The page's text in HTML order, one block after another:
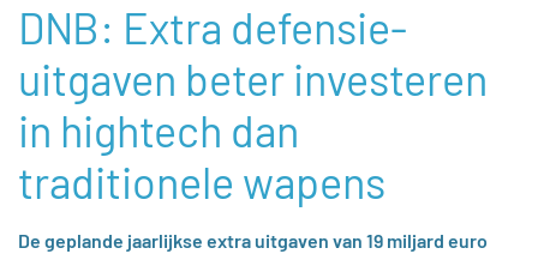
DNB: Extra defensie-
uitgaven beter investeren
in hightech dan
traditionele wapens
De geplande jaarlijkse extra uitgaven van 19 miljard euro